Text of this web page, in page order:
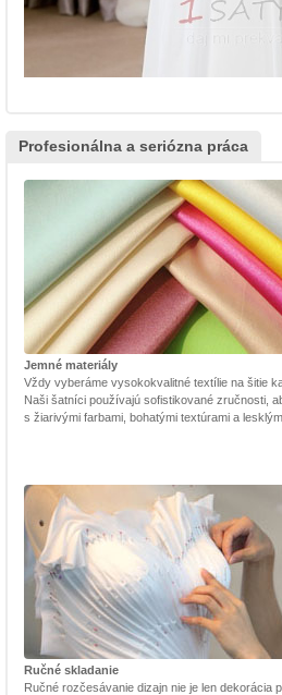
Profesionálna a seriózna práca
Jemné materiály
Vždy vyberáme vysokokvalitné textílie na šitie
Naši šatníci používajú sofistikované zručnosti,
s žiarivými farbami, bohatými textúrami a
Ručné skladanie
Ručné rozčesávanie dizajn nie je len dekorácia